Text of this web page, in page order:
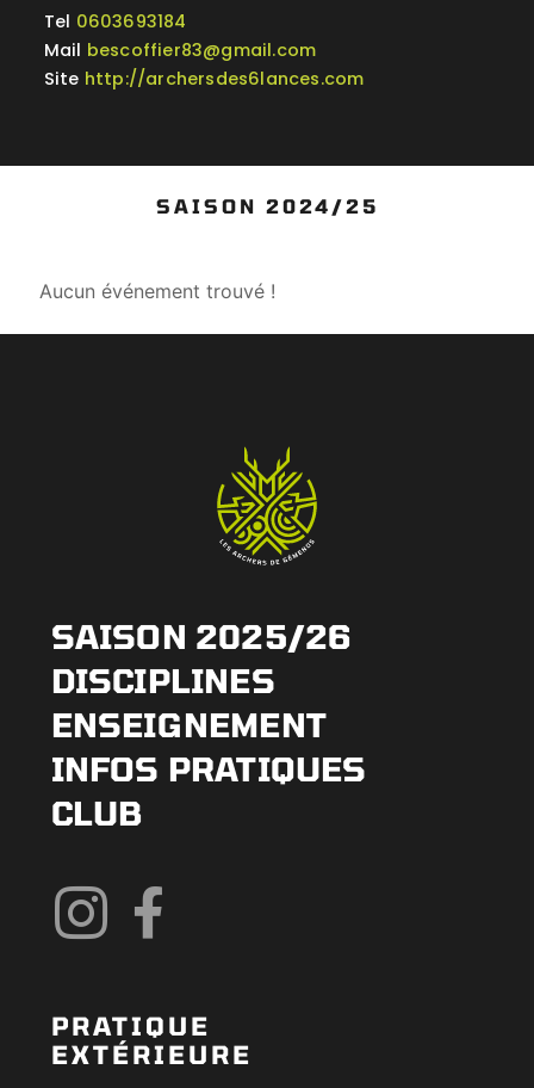
Tel 0603693184
Mail bescoffier83@gmail.com
Site http://archersdes6lances.com
SAISON 2024/25
Aucun événement trouvé !
SAISON 2025/26
DISCIPLINES
ENSEIGNEMENT
INFOS PRATIQUES
CLUB
PRATIQUE
EXTÉRIEURE